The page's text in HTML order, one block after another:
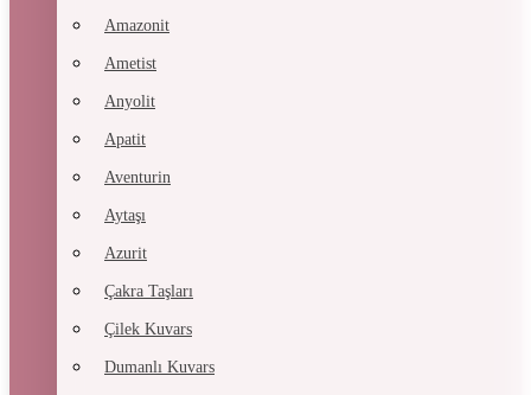
Amazonit
Ametist
Anyolit
Apatit
Aventurin
Aytaşı
Azurit
Çakra Taşları
Çilek Kuvars
Dumanlı Kuvars